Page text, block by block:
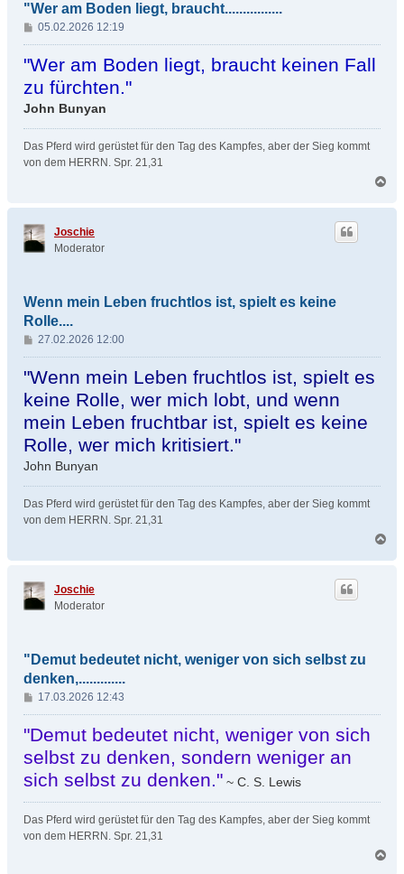
"Wer am Boden liegt, braucht................
B
e
t
r
a
05.02.2026 12:19
"Wer am Boden liegt, braucht keinen Fall
zu fürchten."
John Bunyan
Das Pferd wird gerüstet für den Tag des Kampfes, aber der Sieg kommt
von dem HERRN. Spr. 21,31
c
Joschie
Moderator
Wenn mein Leben fruchtlos ist, spielt es keine
Rolle....
B
e
t
r
a
g
27.02.2026 12:00
"Wenn mein Leben fruchtlos ist, spielt es
keine Rolle, wer mich lobt, und wenn
mein Leben fruchtbar ist, spielt es keine
Rolle, wer mich kritisiert."
John Bunyan
Das Pferd wird gerüstet für den Tag des Kampfes, aber der Sieg kommt
von dem HERRN. Spr. 21,31
Joschie
Moderator
"Demut bedeutet nicht, weniger von sich selbst zu
denken,.............
B
e
i
t
r
a
17.03.2026 12:43
"Demut bedeutet nicht, weniger von sich
selbst zu denken, sondern weniger an
sich selbst zu denken." ~ C. S. Lewis
Das Pferd wird gerüstet für den Tag des Kampfes, aber der Sieg kommt
von dem HERRN. Spr. 21,31